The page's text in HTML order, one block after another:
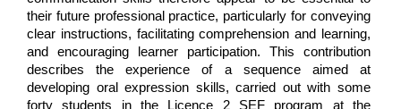
their future professional practice, particularly for conveying
clear instructions, facilitating comprehension and learning,
and encouraging learner participation. This contribution
describes the experience of a sequence aimed at
developing oral expression skills, carried out with some
forty students in the Licence 2 SEF program at the